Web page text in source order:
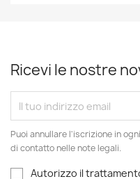
Ricevi le nostre
Puoi annullare l'iscrizione in
di contatto nelle note legali.
Autorizzo il